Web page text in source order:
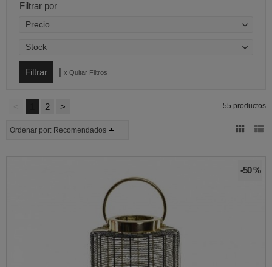
Filtrar por
Precio
Stock
| x Quitar Filtros
2 > 55 productos
Ordenar por: Recomendados
-50 %